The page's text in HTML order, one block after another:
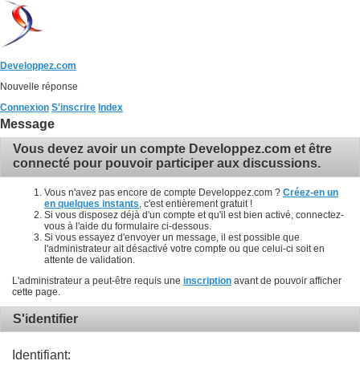
Developpez.com
Nouvelle réponse
Connexion S'inscrire Index
Message
Vous devez avoir un compte Developpez.com et être
connecté pour pouvoir participer aux discussions.
Vous n'avez pas encore de compte Developpez.com ? Créez-en un
en quelques instants , c'est entièrement gratuit !
Si vous disposez déjà d'un compte et qu'il est bien activé, connectez-
vous à l'aide du formulaire ci-dessous.
Si vous essayez d'envoyer un message, il est possible que
l'administrateur ait désactivé votre compte ou que celui-ci soit en
attente de validation.
L'administrateur a peut-être requis une inscription avant de pouvoir afficher
cette page.
S'identifier
Identifiant: